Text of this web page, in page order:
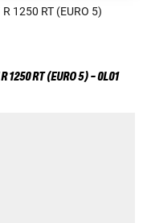
R 1250 RT (EURO 5)
R 1250 RT (EURO 5) - 0L01